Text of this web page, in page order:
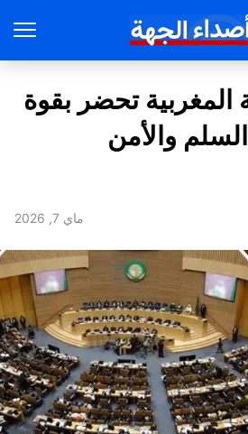
المغربية تحضر بقوة
والأمن
ماي 7, 2026